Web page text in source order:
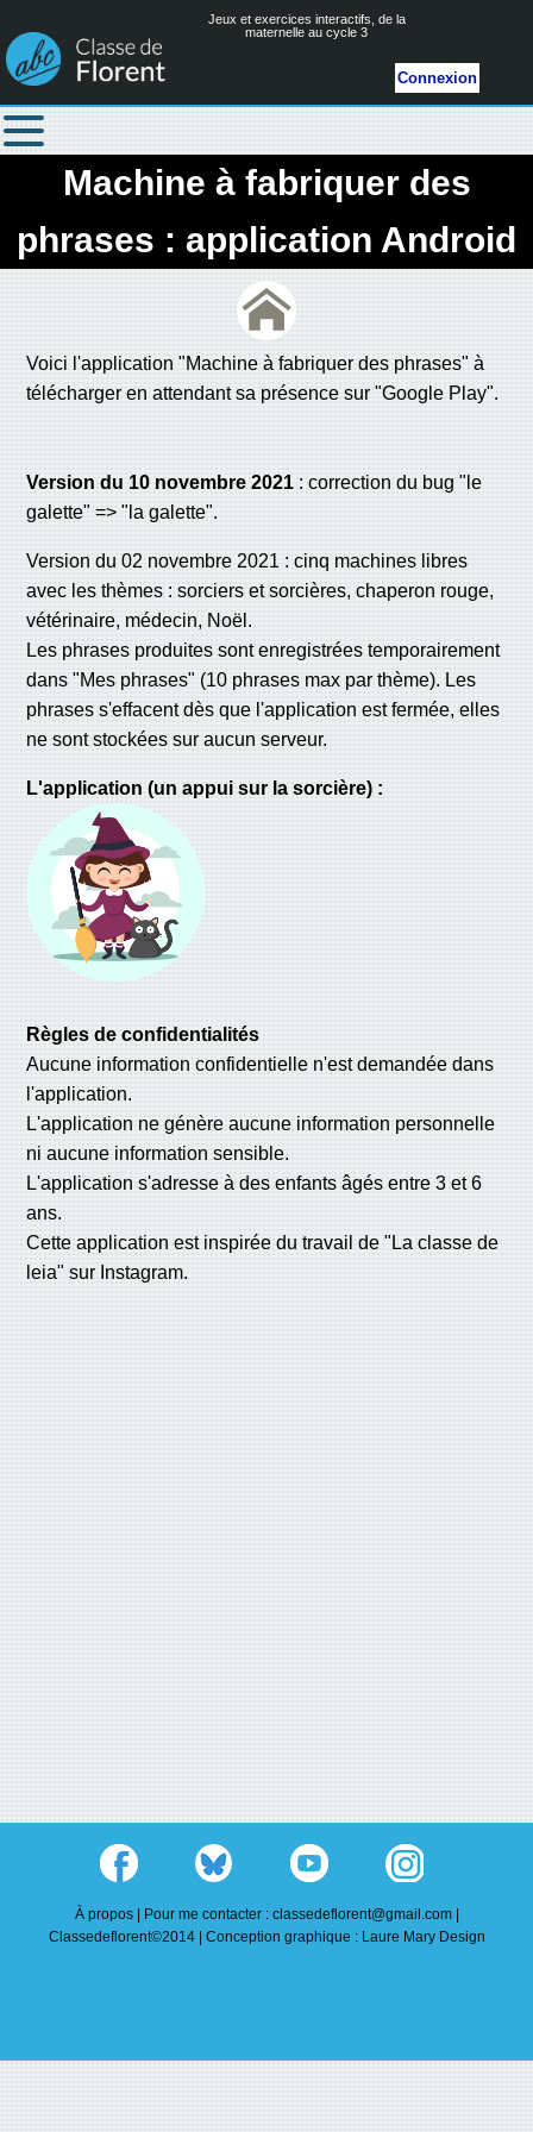
Jeux et exercices interactifs, de la
maternelle au cycle 3
Connexion
Machine à fabriquer des
phrases : application Android
Voici l'application "Machine à fabriquer des phrases" à
télécharger en attendant sa présence sur "Google Play".
Version du 10 novembre 2021 : correction du bug "le
galette" => "la galette".
Version du 02 novembre 2021 : cinq machines libres
avec les thèmes : sorciers et sorcières, chaperon rouge,
vétérinaire, médecin, Noël.
Les phrases produites sont enregistrées temporairement
dans "Mes phrases" (10 phrases max par thème). Les
phrases s'effacent dès que l'application est fermée, elles
ne sont stockées sur aucun serveur.
L'application (un appui sur la sorcière) :
Règles de confidentialités
Aucune information confidentielle n'est demandée dans
l'application.
L'application ne génère aucune information personnelle
ni aucune information sensible.
L'application s'adresse à des enfants âgés entre 3 et 6
ans.
Cette application est inspirée du travail de "La classe de
leia" sur Instagram.
À propos | Pour me contacter : classedeflorent@gmail.com |
Classedeflorent©2014 | Conception graphique : Laure Mary Design